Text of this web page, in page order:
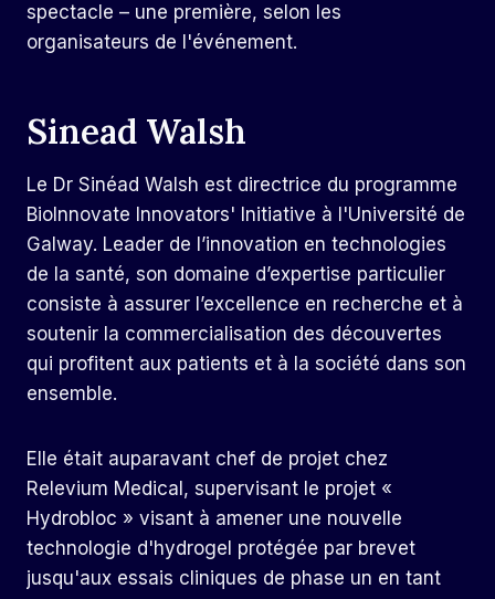
spectacle – une première, selon les
organisateurs de l'événement.
Sinead Walsh
Le Dr Sinéad Walsh est directrice du programme
BioInnovate Innovators' Initiative à l'Université de
Galway. Leader de l’innovation en technologies
de la santé, son domaine d’expertise particulier
consiste à assurer l’excellence en recherche et à
soutenir la commercialisation des découvertes
qui profitent aux patients et à la société dans son
ensemble.
Elle était auparavant chef de projet chez
Relevium Medical, supervisant le projet «
Hydrobloc » visant à amener une nouvelle
technologie d'hydrogel protégée par brevet
jusqu'aux essais cliniques de phase un en tant